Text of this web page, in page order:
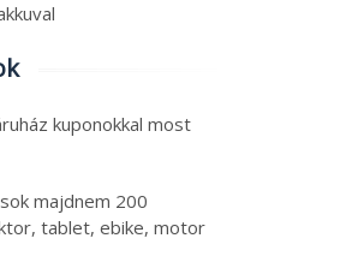
kuponokkal most
majdnem 200
tablet, ebike, motor